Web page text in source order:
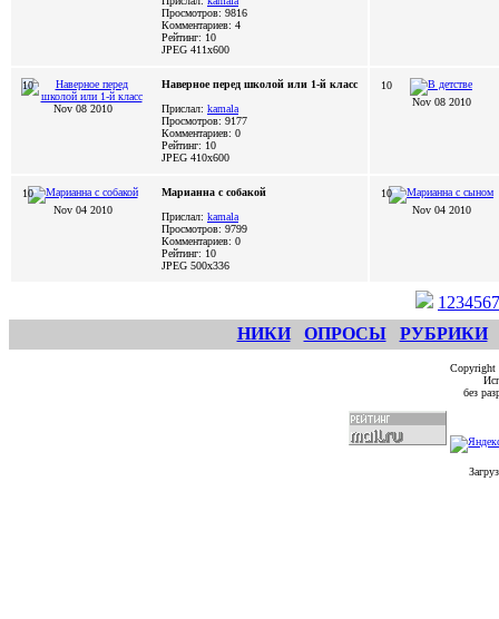
Просмотров: 9816
Комментариев: 4
Рейтинг: 10
JPEG 411x600
10
Nov 08 2010
Наверное перед школой или 1-й класс
Прислал: kamala
Просмотров: 9177
Комментариев: 0
Рейтинг: 10
JPEG 410x600
10
Nov 08 2010
10
Nov 04 2010
Марианна с собакой
Прислал: kamala
Просмотров: 9799
Комментариев: 0
Рейтинг: 10
JPEG 500x336
10
Nov 04 2010
1 234567
НИКИ
ОПРОСЫ РУБРИКИ
без